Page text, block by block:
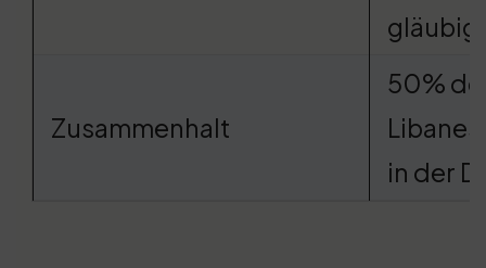
gläubig
Zusammenhalt
50%
in der